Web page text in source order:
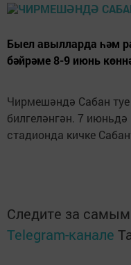
Быел авылларда һәм
бәйрәме 8-9 июнь
Чирмешәндә Сабан
билгеләнгән. 7
стадионда кичке
Следите за
Telegram-канале